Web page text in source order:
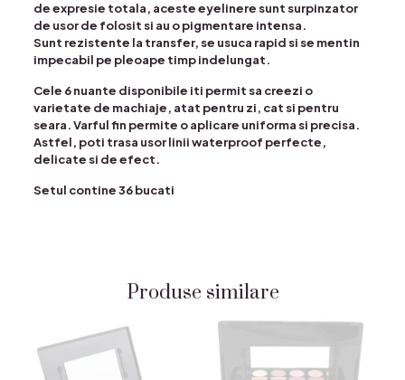
de expresie totala, aceste eyelinere sunt surpinzator
de usor de folosit si au o pigmentare intensa.
Sunt rezistente la transfer, se usuca rapid si se mentin
impecabil pe pleoape timp indelungat.
Cele 6 nuante disponibile iti permit sa creezi o
varietate de machiaje, atat pentru zi, cat si pentru
seara. Varful fin permite o aplicare uniforma si precisa.
Astfel, poti trasa usor linii waterproof perfecte,
delicate si de efect.
Setul contine 36 bucati
Produse similare